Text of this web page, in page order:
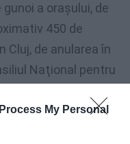
My Personal
a oraşului, de
450 de
Cluj, de anularea în
Naţional pentru
zid care separa